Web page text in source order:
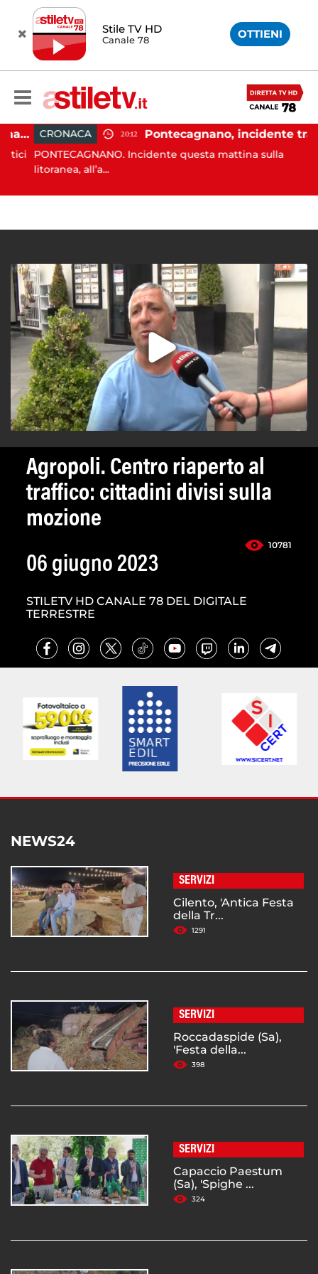
Stile TV HD
Canale 78 OTTIENI
Carburanti, la guardia di finanza rafforza i controlli: sequestri e denunce anche a Napoli CRONACA 20:12 Pontecagnano, incidente tra due auto: 4 feriti
PONTECAGNANO. Incidente questa mattina sulla
litoranea, all’a...
Agropoli. Centro riaperto al
traffico: cittadini divisi sulla
mozione
10781
06 giugno 2023
STILETV HD CANALE 78 DEL DIGITALE
TERRESTRE
NEWS24
SERVIZI
Cilento, 'Antica Festa
della Tr...
1291
SERVIZI
Roccadaspide (Sa),
'Festa della...
398
SERVIZI
Capaccio Paestum
(Sa), 'Spighe ...
324